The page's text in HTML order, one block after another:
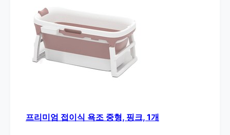
프리미엄 접이식 욕조 중형, 핑크, 1개